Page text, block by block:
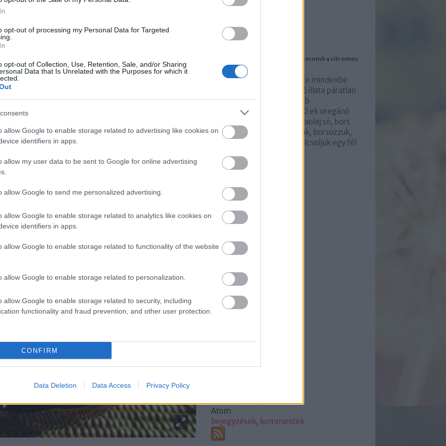
opt-out of processing my Personal Data for Targeted
opt-out of Collection, Use, Retention, Sale, and/or Sharing
Data that Is Unrelated with the Purposes for which it
allow Google to enable storage related to advertising like cookies on
identifiers in apps.
allow my user data to be sent to Google for online advertising
allow Google to send me personalized advertising.
allow Google to enable storage related to analytics like cookies on
identifiers in apps.
allow Google to enable storage related to functionality of the website
allow Google to enable storage related to personalization.
allow Google to enable storage related to security, including
functionality and fraud prevention, and other user protection.
CONFIRM
Data Deletion Data Access Privacy Policy
víz
annyi vizet ad hozzá, hogy épp ellepje. Beáztatja
megzabálni az adag felét. (Én ezen a ponton
együtt összeturmixolja, és a felszeletelt
Blogajánló
Görög citromos oregánós csirkecomb a citromos
oregánós krumplival
A házias görög ízek, a szinte mindenbe
használt citrom és oregánó illata páratlan
íz élmény. Hozzávalók: 8 db
csirkefelsőcomb 2 citrom 2 ek oregánó
80 dkg sárgaburgonya olívaolaj só, bors
Elsőnek a combokat sózzuk, borsozzuk,
oregánóval hintjük és meglcsoljuk egy fél
regiesujetkek.blog.hu
Archívum
2018 március
2018 január
2017 október
2017 augusztus
2017 július
2017 április(1
kommentek
Atom
bejegyzések, kommentek